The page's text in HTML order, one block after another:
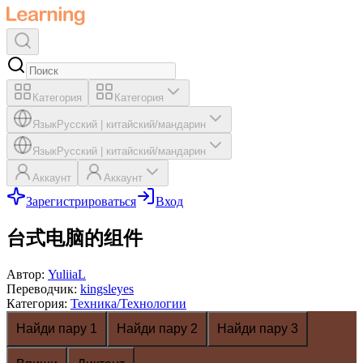
Категория Категория
ЯзыкРусский китайский/мандарин
ЯзыкРусский китайский/мандарин
Аккаунт Аккаунт
Зарегистрироваться Вход
台式电脑的组件
Автор: YuliiaL
Переводчик: kingsleyes
Категория: Техника/Технологии
Найди пару 1
Найди пару 2 Найди пару 3